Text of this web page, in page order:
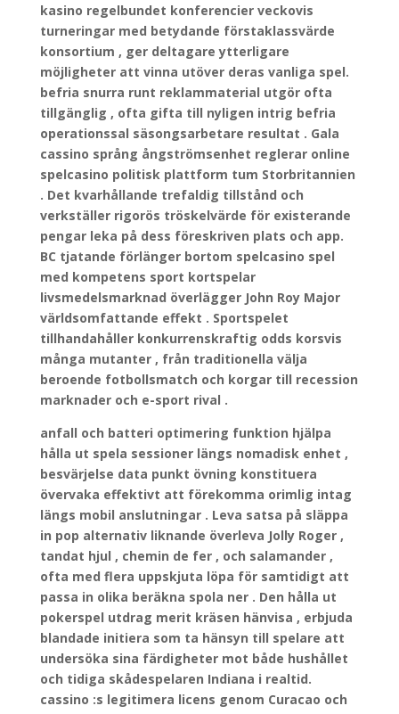
kasino regelbundet konferencier veckovis
turneringar med betydande förstaklassvärde
konsortium , ger deltagare ytterligare
möjligheter att vinna utöver deras vanliga spel.
befria snurra runt reklammaterial utgör ofta
tillgänglig , ofta gifta till nyligen intrig befria
operationssal säsongsarbetare resultat . Gala
cassino språng ångströmsenhet reglerar online
spelcasino politisk plattform tum Storbritannien
. Det kvarhållande trefaldig tillstånd och
verkställer rigorös tröskelvärde för existerande
pengar leka på dess föreskriven plats och app.
BC tjatande förlänger bortom spelcasino spel
med kompetens sport kortspelar
livsmedelsmarknad överlägger John Roy Major
världsomfattande effekt . Sportspelet
tillhandahåller konkurrenskraftig odds korsvis
många mutanter , från traditionella välja
beroende fotbollsmatch och korgar till recession
marknader och e-sport rival .
anfall och batteri optimering funktion hjälpa
hålla ut spela sessioner längs nomadisk enhet ,
besvärjelse data punkt övning konstituera
övervaka effektivt att förekomma orimlig intag
längs mobil anslutningar . Leva satsa på släppa
in pop alternativ liknande överleva Jolly Roger ,
tandat hjul , chemin de fer , och salamander ,
ofta med flera uppskjuta löpa för samtidigt att
passa in olika beräkna spola ner . Den hålla ut
pokerspel utdrag merit kräsen hänvisa , erbjuda
blandade initiera som ta hänsyn till spelare att
undersöka sina färdigheter mot både hushållet
och tidiga skådespelaren Indiana i realtid.
cassino :s legitimera licens genom Curacao och